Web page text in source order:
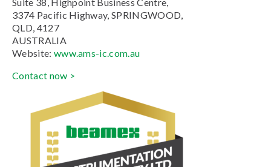
3374 Pacific Highway, SPRINGWOOD,
QLD, 4127
AUSTRALIA
Website: www.ams-ic.com.au
Contact now >